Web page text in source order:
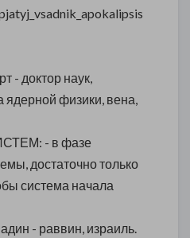
- доктор наук,
ядерной физики, вена,
- в фазе
достаточно только
система начала
- раввин, израиль.